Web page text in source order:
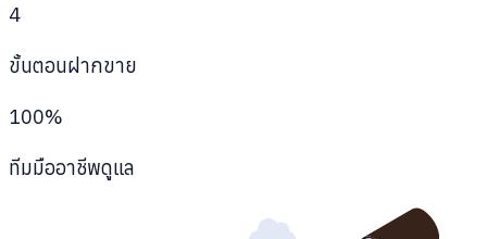
4
ขั้นตอนฝากขาย
100%
ทีมมืออาชีพดูแล